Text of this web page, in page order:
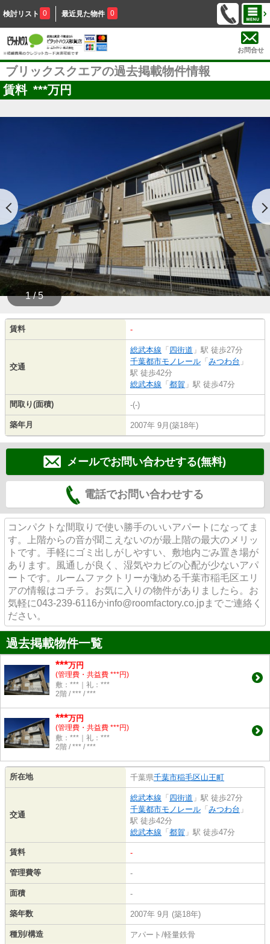
検討リスト 0 最近見た物件 0
お問合せ
ブリックスクエアの過去掲載物件情報
賃料 ***万円
1 / 5
賃料 -
交通
総武本線 「 四街道 」駅 徒歩27分
千葉都市モノレール 「 みつわ台 」
駅 徒歩42分
総武本線 「 都賀 」駅 徒歩47分
間取り(面積) -(-)
築年月 2007年 9月(築18年)
メールでお問い合わせする(無料)
電話でお問い合わせする
コンパクトな間取りで使い勝手のいいアパートになってま
す。上階からの音が聞こえないのが最上階の最大のメリッ
トです。手軽にゴミ出しがしやすい、敷地内ごみ置き場が
あります。風通しが良く、湿気やカビの心配が少ないアパ
ートです。ルームファクトリーが勧める千葉市稲毛区エリ
アの情報はコチラ。お気に入りの物件がありましたら。お
気軽に043-239-6116かinfo@roomfactory.co.jpまでご連絡く
ださい。
過去掲載物件一覧
***万円
(管理費・共益費 ***円)
敷：***｜礼：***
2階 / *** / ***
***万円
(管理費・共益費 ***円)
敷：***｜礼：***
2階 / *** / ***
所在地 千葉県千葉市稲毛区山王町
交通
総武本線 「 四街道 」駅 徒歩27分
千葉都市モノレール 「 みつわ台 」
駅 徒歩42分
総武本線 「 都賀 」駅 徒歩47分
賃料 -
管理費等 -
面積 -
築年数 2007年 9月 (築18年)
種別/構造 アパート/軽量鉄骨